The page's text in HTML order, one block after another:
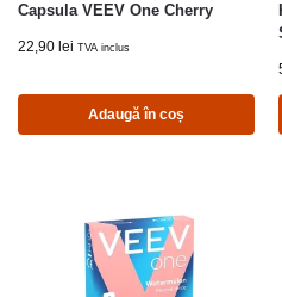
Capsula VEEV One Cherry
22,90 lei TVA inclus
Adaugă în coș